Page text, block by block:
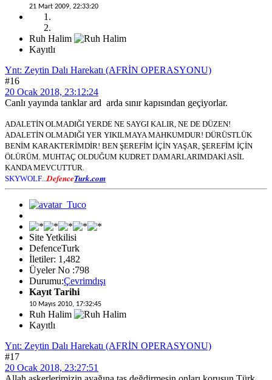
21 Mart 2009, 22:33:20
Ruh Halim
Kayıtlı
Ynt: Zeytin Dalı Harekatı (AFRİN OPERASYONU)
#16
20 Ocak 2018, 23:12:24
Canlı yayında tanklar ard arda sınır kapısından geçiyorlar.
ADALETİN OLMADIĞI YERDE NE SAYGI KALIR, NE DE DÜZEN!
ADALETİN OLMADIĞI YER YIKILMAYA MAHKUMDUR! DÜRÜSTLÜK
BENİM KARAKTERİMDİR! BEN ŞEREFİM İÇİN YAŞAR, ŞEREFİM İÇİN
ÖLÜRÜM. MUHTAÇ OLDUĞUM KUDRET DAMARLARIMDAKİ ASİL
KANDA MEVCUTTUR.
SKYWOLF... DefenceTurk.com
Site Yetkilisi
DefenceTurk
İletiler: 1,482
Üyeler No :798
Durumu:Çevrimdışı
Kayıt Tarihi
10 Mayıs 2010, 17:32:45
Ruh Halim
Kayıtlı
Ynt: Zeytin Dalı Harekatı (AFRİN OPERASYONU)
#17
20 Ocak 2018, 23:27:51